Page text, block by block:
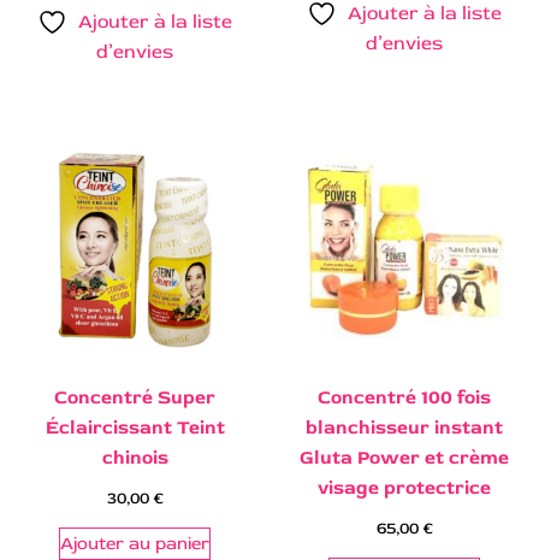
Ajouter à la liste
d’envies
Ajouter à la liste
d’envies
Concentré Super
Éclaircissant Teint
chinois
30,00€
Ajouter au panier
Concentré 100 fois
blanchisseur instant
Gluta Power et crème
visage protectrice
65,00€